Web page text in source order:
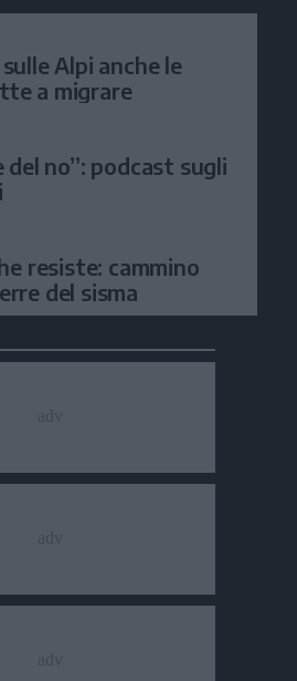
Alpi anche le
a migrare
del no”: podcast sugli
resiste: cammino
del sisma